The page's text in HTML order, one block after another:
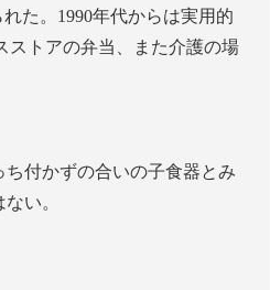
た。1990年代からは実用的
ストアの弁当、また介護の場
付かずの合いの子食器とみ
い。